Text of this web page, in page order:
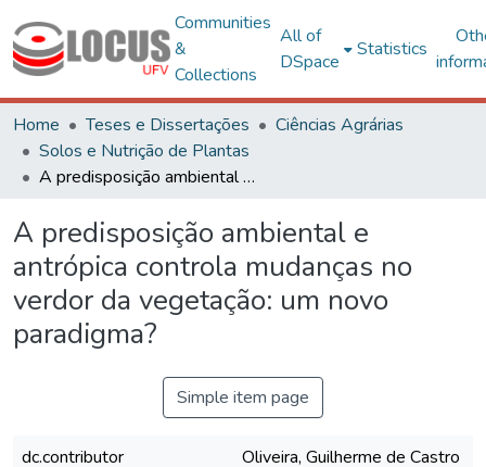
Communities
&
Collections
All of
DSpace
Statistics
Home Teses e Dissertações
Ciências Agrárias
Solos e Nutrição de Plantas
A predisposição ambiental e antrópica controla mudanças no verdor da vegetação: um novo paradigma?
A predisposição ambiental e
antrópica controla mudanças no
verdor da vegetação: um novo
paradigma?
Simple item page
dc.contributor
Oliveira, Guilherme de Castro